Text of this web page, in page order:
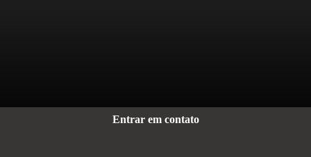
Entrar em contato